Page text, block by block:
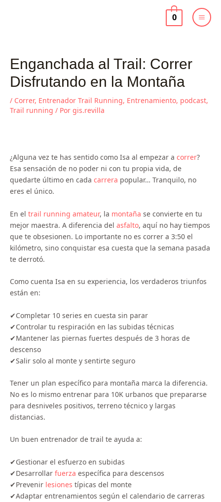
0
Enganchada al Trail: Correr
Disfrutando en la Montaña
/ Correr, Entrenador Trail Running, Entrenamiento, podcast,
Trail running / Por gis.revilla
¿Alguna vez te has sentido como Isa al empezar a correr?
Esa sensación de no poder ni con tu propia vida, de
quedarte último en cada carrera popular… Tranquilo, no
eres el único.
En el trail running amateur, la montaña se convierte en tu
mejor maestra. A diferencia del asfalto, aquí no hay tiempos
que te obsesionen. Lo importante no es correr a 3:50 el
kilómetro, sino conquistar esa cuesta que la semana pasada
te derrotó.
Como cuenta Isa en su experiencia, los verdaderos triunfos
están en:
✔Completar 10 series en cuesta sin parar
✔Controlar tu respiración en las subidas técnicas
✔Mantener las piernas fuertes después de 3 horas de
descenso
✔Salir solo al monte y sentirte seguro
Tener un plan específico para montaña marca la diferencia.
No es lo mismo entrenar para 10K urbanos que prepararse
para desniveles positivos, terreno técnico y largas
distancias.
Un buen entrenador de trail te ayuda a:
✔Gestionar el esfuerzo en subidas
✔Desarrollar fuerza específica para descensos
✔Prevenir lesiones típicas del monte
✔Adaptar entrenamientos según el calendario de carreras